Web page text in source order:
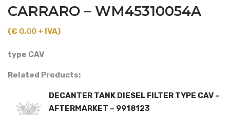
CARRARO – WM45310054A
(€ 0,00 + IVA)
type CAV
Related Products:
DECANTER TANK DIESEL FILTER TYPE CAV –
AFTERMARKET – 9918123